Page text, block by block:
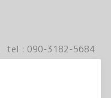
tel : 090-3182-5684